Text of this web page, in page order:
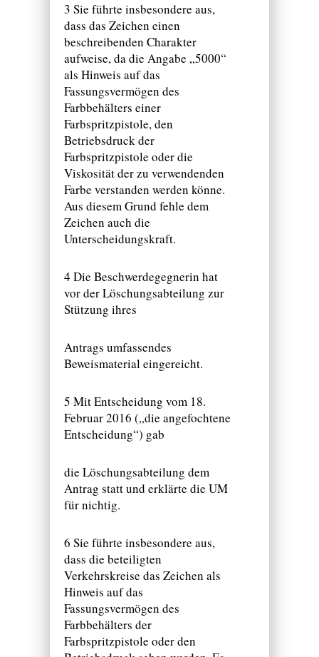
3 Sie führte insbesondere aus,
dass das Zeichen einen
beschreibenden Charakter
aufweise, da die Angabe „5000“
als Hinweis auf das
Fassungsvermögen des
Farbbehälters einer
Farbspritzpistole, den
Betriebsdruck der
Farbspritzpistole oder die
Viskosität der zu verwendenden
Farbe verstanden werden könne.
Aus diesem Grund fehle dem
Zeichen auch die
Unterscheidungskraft.
4 Die Beschwerdegegnerin hat
vor der Löschungsabteilung zur
Stützung ihres
Antrags umfassendes
Beweismaterial eingereicht.
5 Mit Entscheidung vom 18.
Februar 2016 („die angefochtene
Entscheidung“) gab
die Löschungsabteilung dem
Antrag statt und erklärte die UM
für nichtig.
6 Sie führte insbesondere aus,
dass die beteiligten
Verkehrskreise das Zeichen als
Hinweis auf das
Fassungsvermögen des
Farbbehälters der
Farbspritzpistole oder den